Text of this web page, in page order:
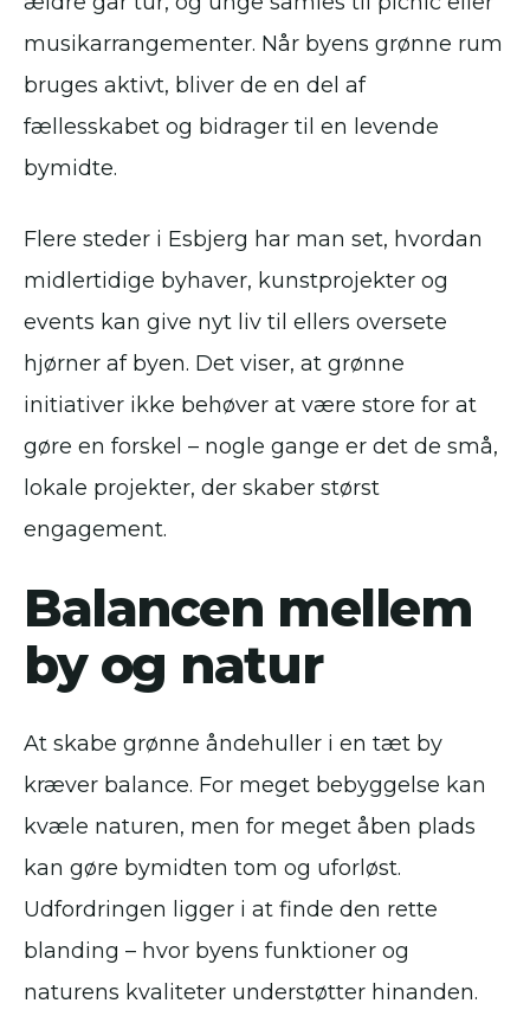
musikarrangementer. Når byens grønne rum
bruges aktivt, bliver de en del af
fællesskabet og bidrager til en levende
bymidte.
Flere steder i Esbjerg har man set, hvordan
midlertidige byhaver, kunstprojekter og
events kan give nyt liv til ellers oversete
hjørner af byen. Det viser, at grønne
initiativer ikke behøver at være store for at
gøre en forskel – nogle gange er det de små,
lokale projekter, der skaber størst
engagement.
Balancen mellem
by og natur
At skabe grønne åndehuller i en tæt by
kræver balance. For meget bebyggelse kan
kvæle naturen, men for meget åben plads
kan gøre bymidten tom og uforløst.
Udfordringen ligger i at finde den rette
blanding – hvor byens funktioner og
naturens kvaliteter understøtter hinanden.